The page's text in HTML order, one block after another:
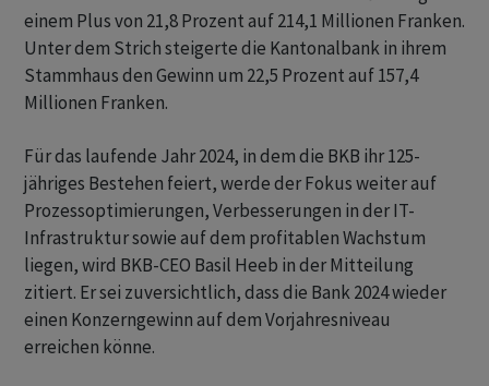
einem Plus von 21,8 Prozent auf 214,1 Millionen Franken.
Unter dem Strich steigerte die Kantonalbank in ihrem
Stammhaus den Gewinn um 22,5 Prozent auf 157,4
Millionen Franken.
Für das laufende Jahr 2024, in dem die BKB ihr 125-
jähriges Bestehen feiert, werde der Fokus weiter auf
Prozessoptimierungen, Verbesserungen in der IT-
Infrastruktur sowie auf dem profitablen Wachstum
liegen, wird BKB-CEO Basil Heeb in der Mitteilung
zitiert. Er sei zuversichtlich, dass die Bank 2024 wieder
einen Konzerngewinn auf dem Vorjahresniveau
erreichen könne.